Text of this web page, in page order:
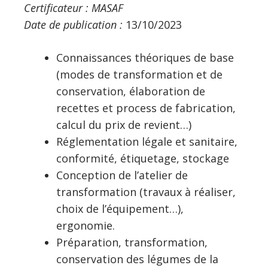
Certificateur : MASAF
Date de publication : 13/10/2023
Connaissances théoriques de base
(modes de transformation et de
conservation, élaboration de
recettes et process de fabrication,
calcul du prix de revient…)
Réglementation légale et sanitaire,
conformité, étiquetage, stockage
Conception de l’atelier de
transformation (travaux à réaliser,
choix de l’équipement…),
ergonomie.
Préparation, transformation,
conservation des légumes de la